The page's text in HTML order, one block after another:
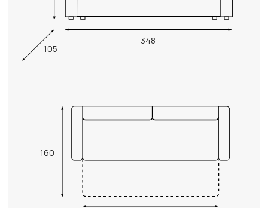
348
105
160